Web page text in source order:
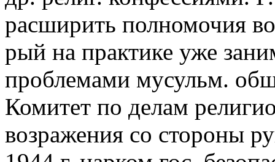
расширить полномочия
рый на практике уже
проблемами мусульм.
Комитет по делам
возражения со стороны